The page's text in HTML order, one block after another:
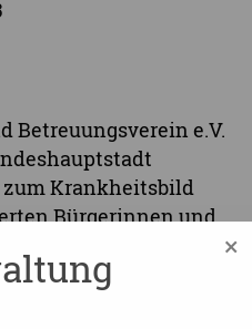
Betreuungsverein e.V.
zum Krankheitsbild
Bürgerinnen und
über das
×